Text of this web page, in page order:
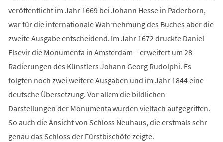
veröffentlicht im Jahr 1669 bei Johann Hesse in Paderborn,
war für die internationale Wahrnehmung des Buches aber die
zweite Ausgabe entscheidend. Im Jahr 1672 druckte Daniel
Elsevir die Monumenta in Amsterdam – erweitert um 28
Radierungen des Künstlers Johann Georg Rudolphi. Es
folgten noch zwei weitere Ausgaben und im Jahr 1844 eine
deutsche Übersetzung. Vor allem die bildlichen
Darstellungen der Monumenta wurden vielfach aufgegriffen.
So auch die Ansicht von Schloss Neuhaus, die erstmals sehr
genau das Schloss der Fürstbischöfe zeigte.